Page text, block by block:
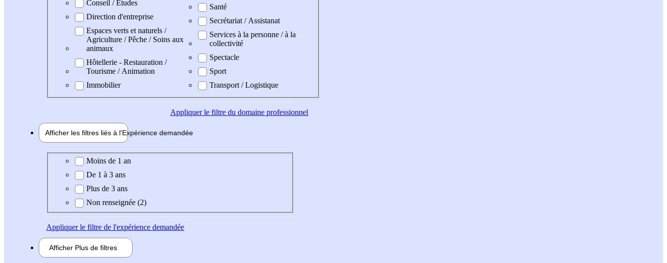
Conseil / Etudes
Direction d'entreprise
Espaces verts et naturels /
Agriculture / Pêche / Soins aux
animaux
Hôtellerie - Restauration /
Tourisme / Animation
Immobilier
Santé
Secrétariat / Assistanat
Services à la personne / à la
collectivité
Spectacle
Sport
Transport / Logistique
Appliquerle filtre du domaine professionnel
Afficher les filtres liés à l'Expérience demandée
Expérience demandée
Moins de 1 an
De 1 à 3 ans
Plus de 3 ans
Non renseignée (2)
Appliquerle filtre de l'expérience demandée
Afficher Plus de filtres